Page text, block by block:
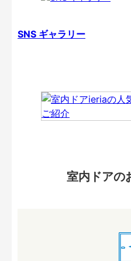
SNS ギャラリー
室内ドアの